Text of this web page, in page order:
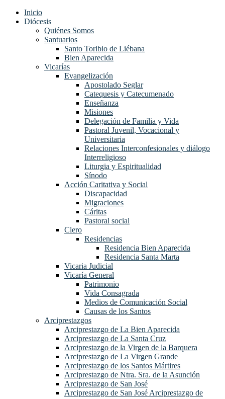
Inicio
Diócesis
Quiénes Somos
Santuarios
Santo Toribio de Liébana
Bien Aparecida
Vicarías
Evangelización
Apostolado Seglar
Catequesis y Catecumenado
Enseñanza
Misiones
Delegación de Familia y Vida
Pastoral Juvenil, Vocacional y
Universitaria
Relaciones Interconfesionales y diálogo
Interreligioso
Liturgia y Espiritualidad
Sínodo
Acción Caritativa y Social
Discapacidad
Migraciones
Cáritas
Pastoral social
Clero
Residencias
Residencia Bien Aparecida
Residencia Santa Marta
Vicaria Judicial
Vicaría General
Patrimonio
Vida Consagrada
Medios de Comunicación Social
Causas de los Santos
Arciprestazgos
Arciprestazgo de La Bien Aparecida
Arciprestazgo de La Santa Cruz
Arciprestazgo de la Virgen de la Barquera
Arciprestazgo de La Virgen Grande
Arciprestazgo de los Santos Mártires
Arciprestazgo de Ntra. Sra. de la Asunción
Arciprestazgo de San José
Arciprestazgo de San José Arciprestazgo de